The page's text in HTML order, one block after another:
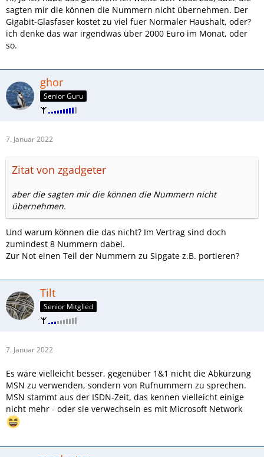
sagten mir die können die Nummern nicht übernehmen. Der
Gigabit-Glasfaser kostet zu viel fuer Normaler Haushalt, oder?
ich denke das war irgendwas über 2000 Euro im Monat, oder
so.
ghor
Senior Guru
7. Januar 2022
Zitat von zgadgeter
aber die sagten mir die können die Nummern nicht
übernehmen.
Und warum können die das nicht? Im Vertrag sind doch
zumindest 8 Nummern dabei.
Zur Not einen Teil der Nummern zu Sipgate z.B. portieren?
Tilt
Senior Mitglied
7. Januar 2022
Es wäre vielleicht besser, gegenüber 1&1 nicht die Abkürzung
MSN zu verwenden, sondern von Rufnummern zu sprechen.
MSN stammt aus der ISDN-Zeit, das kennen vielleicht einige
nicht mehr - oder sie verwechseln es mit Microsoft Network